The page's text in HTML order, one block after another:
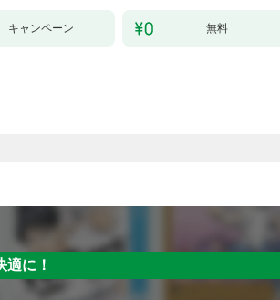
キャンペーン 無料
に！